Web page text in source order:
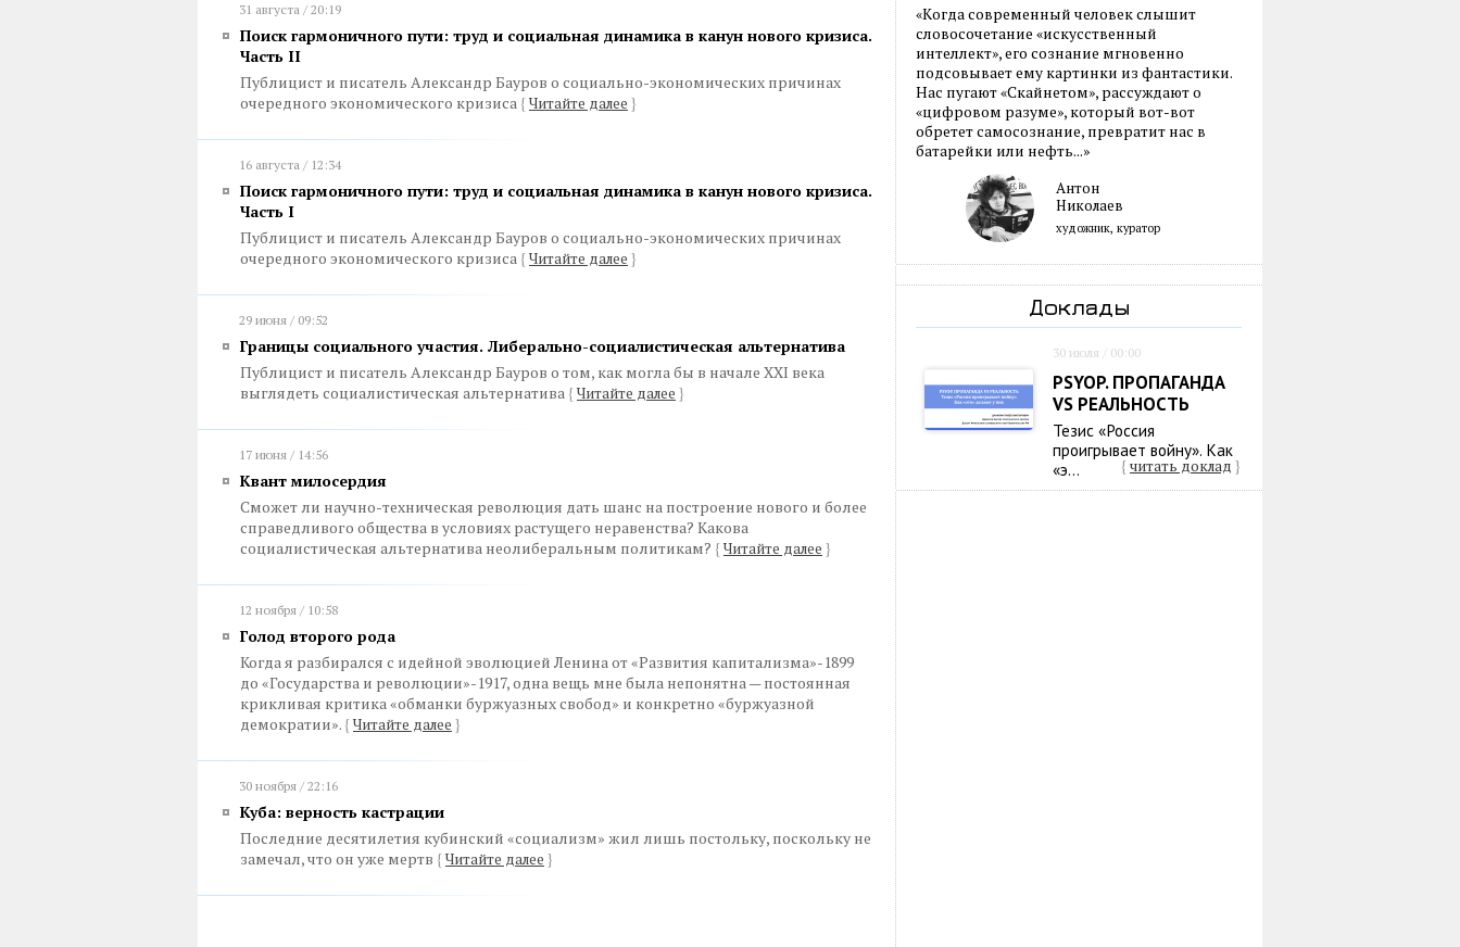
31 августа / 20:19
Поиск гармоничного пути: труд и социальная динамика в канун нового кризиса.
Часть II
Публицист и писатель Александр Бауров о социально-экономических причинах
очередного экономического кризиса { Читайте далее }
16 августа / 12:34
Поиск гармоничного пути: труд и социальная динамика в канун нового кризиса.
Часть I
Публицист и писатель Александр Бауров о социально-экономических причинах
очередного экономического кризиса { Читайте далее }
29 июня / 09:52
Границы социального участия. Либерально-социалистическая альтернатива
Публицист и писатель Александр Бауров о том, как могла бы в начале XXI века
выглядеть социалистическая альтернатива { Читайте далее }
17 июня / 14:56
Квант милосердия
Сможет ли научно-техническая революция дать шанс на построение нового и более
справедливого общества в условиях растущего неравенства? Какова
социалистическая альтернатива неолиберальным политикам? { Читайте далее }
12 ноября / 10:58
Голод второго рода
Когда я разбирался с идейной эволюцией Ленина от «Развития капитализма»-1899
до «Государства и революции»-1917, одна вещь мне была непонятна — постоянная
крикливая критика «обманки буржуазных свобод» и конкретно «буржуазной
демократии». { Читайте далее }
30 ноября / 22:16
Куба: верность кастрации
Последние десятилетия кубинский «социализм» жил лишь постольку, поскольку не
замечал, что он уже мертв { Читайте далее }
«Когда современный человек слышит
словосочетание «искусственный
интеллект», его сознание мгновенно
подсовывает ему картинки из фантастики.
Нас пугают «Скайнетом», рассуждают о
«цифровом разуме», который вот-вот
обретет самосознание, превратит нас в
батарейки или нефть...»
Антон
Николаев
художник, куратор
Доклады
30 июля / 00:00
PSYOP. ПРОПАГАНДА
VS РЕАЛЬНОСТЬ
Тезис «Россия
проигрывает войну». Как
«э...
{ читать доклад }